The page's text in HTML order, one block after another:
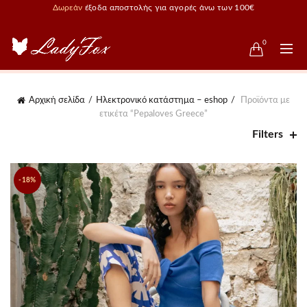
Δωρεάν έξοδα αποστολής για αγορές άνω των 100€
0
Αρχική σελίδα Ηλεκτρονικό κατάστημα – eshop
Προϊόντα με
ετικέτα “Pepaloves Greece”
Filters
-18%